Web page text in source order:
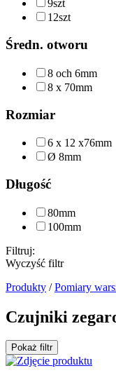
9szt
12szt
Średn. otworu
8 och 6mm
8 x 70mm
Rozmiar
6 x 12 x76mm
Ø 8mm
Długość
80mm
100mm
Filtruj:
Wyczyść filtr
Produkty /Pomiary
Czujniki
Pokaż filtr